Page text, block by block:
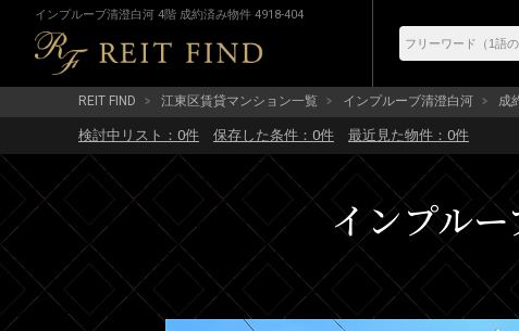
インプルーブ清澄白河 4階 成約済み物件 4918-404
REIT FIND 江東区賃貸マンション一覧 インプルーブ清澄白河 成
検討中リスト： 0件 保存した条件： 0件 最近見た物件： 0件
インプル